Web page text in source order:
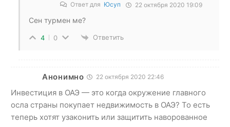
Ответ для Юсуп 22 октября 2020 19:09
Сен турмен ме?
4 0 Ответить
Анонимно 22 октября 2020 22:46
Инвестиция в ОАЭ — это когда окружение главного
осла страны покупает недвижимость в ОАЭ? То есть
теперь хотят узаконить или защитить наворованное